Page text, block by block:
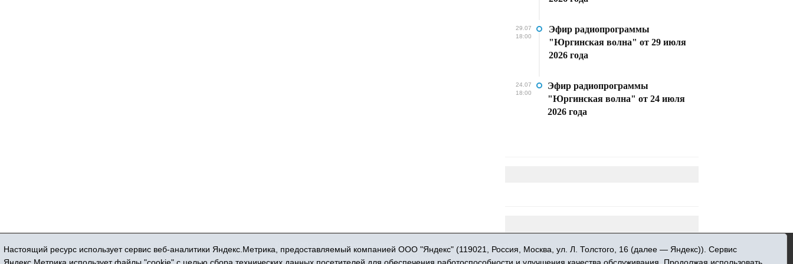
29.07
18:00
Эфир радиопрограммы
"Юргинская волна" от 29 июля
2026 года
24.07
18:00
Эфир радиопрограммы
"Юргинская волна" от 24 июля
2026 года
16+ © 2015-2026 Сетевое издание «Новости Юргинского района»
Регистрационный номер СМИ ЭЛ № ФС 77 - 66052 выдан Федеральной службой по надзору в сфере связи, информационных технологий и массовых
Настоящий ресурс использует сервис веб-аналитики Яндекс.Метрика, предоставляемый компанией ООО "Яндекс" (119021, Россия, Москва, ул. Л. Толстого, 16 (далее — Яндекс)). Сервис